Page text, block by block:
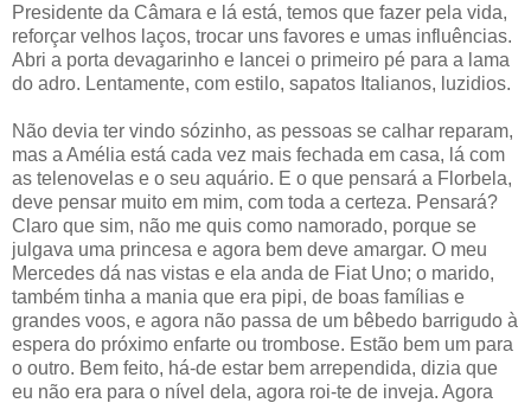
Presidente da Câmara e lá está, temos que fazer pela vida,
reforçar velhos laços, trocar uns favores e umas influências.
Abri a porta devagarinho e lancei o primeiro pé para a lama
do adro. Lentamente, com estilo, sapatos Italianos, luzidios.
Não devia ter vindo sózinho, as pessoas se calhar reparam,
mas a Amélia está cada vez mais fechada em casa, lá com
as telenovelas e o seu aquário. E o que pensará a Florbela,
deve pensar muito em mim, com toda a certeza. Pensará?
Claro que sim, não me quis como namorado, porque se
julgava uma princesa e agora bem deve amargar. O meu
Mercedes dá nas vistas e ela anda de Fiat Uno; o marido,
também tinha a mania que era pipi, de boas famílias e
grandes voos, e agora não passa de um bêbedo barrigudo à
espera do próximo enfarte ou trombose. Estão bem um para
o outro. Bem feito, há-de estar bem arrependida, dizia que
eu não era para o nível dela, agora roi-te de inveja. Agora